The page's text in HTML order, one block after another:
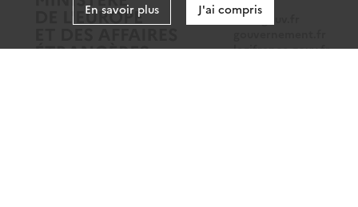
data.gouv.fr
legifrance.gouv.fr
En savoir plus J'ai compris